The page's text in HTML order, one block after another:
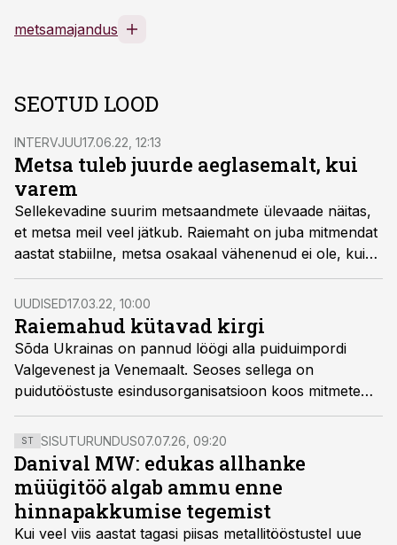
metsamajandus
SEOTUD LOOD
INTERVJUU17.06.22, 12:13
Metsa tuleb juurde aeglasemalt, kui
varem
Sellekevadine suurim metsaandmete ülevaade näitas,
et metsa meil veel jätkub. Raiemaht on juba mitmendat
aastat stabiilne, metsa osakaal vähenenud ei ole, kuid
metsa tagavara väheneb. Seda kõike näitab SMI ehk
statistiline metsainventuur. Andmeid metsa kohta on
palju ja neis aitab lugejal selgust saada
Keskkonnaagentuuri metsaosakonna spetsialisti Madis
Raudsaar.
UUDISED17.03.22, 10:00
Raiemahud kütavad kirgi
Sõda Ukrainas on pannud löögi alla puiduimpordi
Valgevenest ja Venemaalt. Seoses sellega on
puidutööstuste esindusorganisatsioon koos mitmete
teiste liitudega teinud valitsusele ettepaneku
suurendada raiemahtu. Ettepanekule on nii pooldajaid
kui vastaseid.
ST SISUTURUNDUS07.07.26, 09:20
Danival MW: edukas allhanke
müügitöö algab ammu enne
hinnapakkumise tegemist
Kui veel viis aastat tagasi piisas metallitööstustel uue